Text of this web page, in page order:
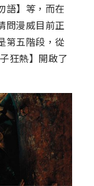
語】等，而在
問漫威目前正
第五階段，從
狂熱】開啟了